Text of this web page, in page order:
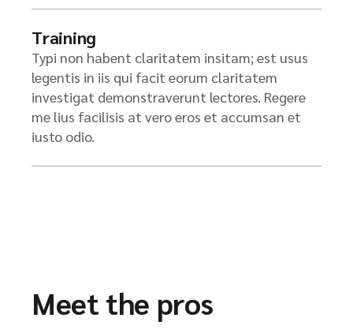
Training
Typi non habent claritatem insitam; est usus
legentis in iis qui facit eorum claritatem
investigat demonstraverunt lectores. Regere
me lius facilisis at vero eros et accumsan et
iusto odio.
Meet the pros